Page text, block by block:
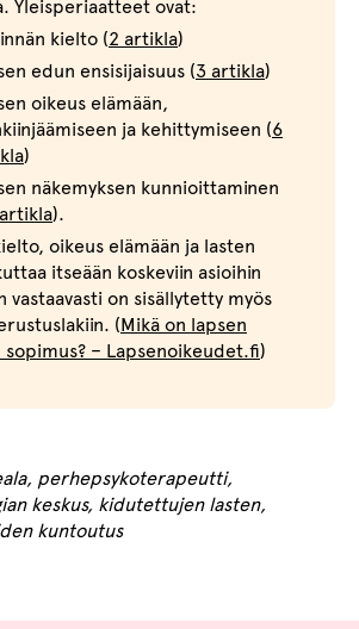
Yleisperiaatteet ovat:
kielto (2 artikla)
edun ensisijaisuus (3 artikla)
oikeus elämään,
ja kehittymiseen (6
)
näkemyksen kunnioittaminen
).
oikeus elämään ja lasten
itseään koskeviin asioihin
vastaavasti on sisällytetty myös
(Mikä on lapsen
sopimus? – Lapsenoikeudet.fi)
perhepsykoterapeutti,
keskus, kidutettujen lasten,
kuntoutus